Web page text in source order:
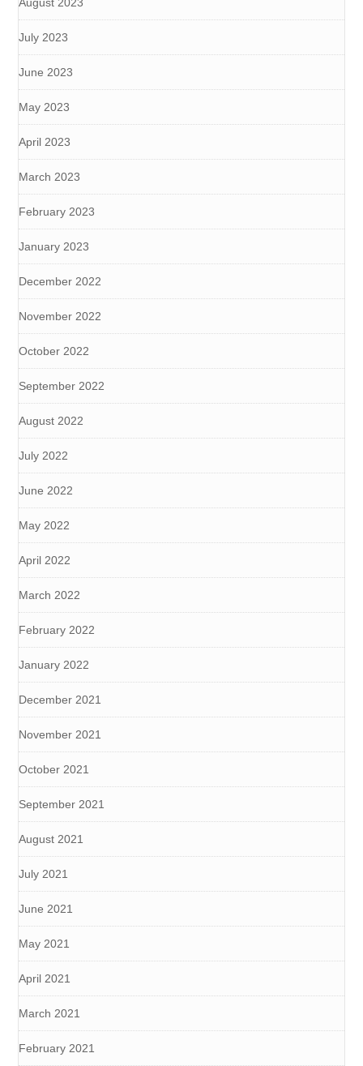
July 2023
June 2023
May 2023
April 2023
March 2023
February 2023
January 2023
December 2022
November 2022
October 2022
September 2022
August 2022
July 2022
June 2022
May 2022
April 2022
March 2022
February 2022
January 2022
December 2021
November 2021
October 2021
September 2021
August 2021
July 2021
June 2021
May 2021
April 2021
March 2021
February 2021